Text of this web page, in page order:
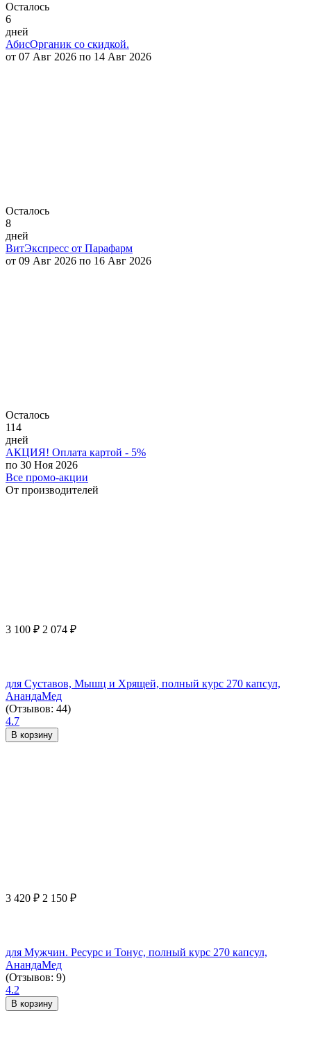
Осталось
6
дней
АбисОрганик со скидкой.
от 07 Авг 2026 по 14 Авг 2026
Осталось
8
дней
ВитЭкспресс от Парафарм
от 09 Авг 2026 по 16 Авг 2026
Осталось
114
дней
АКЦИЯ! Оплата картой - 5%
по 30 Ноя 2026
Все промо-акции
От производителей
3 100 ₽ 2 074 ₽
для Суставов, Мышц и Хрящей, полный курс 270 капсул,
АнандаМед
(Отзывов: 44)
4.7
В корзину
3 420 ₽ 2 150 ₽
для Мужчин. Ресурс и Тонус, полный курс 270 капсул,
АнандаМед
(Отзывов: 9)
4.2
В корзину